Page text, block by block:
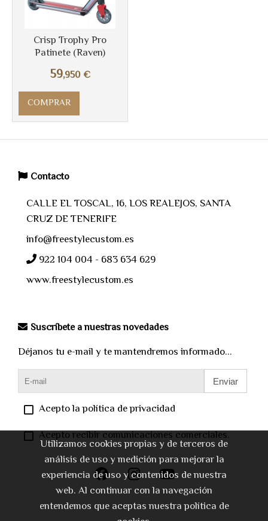
Crisp Trophy Pro
Patinete (Raven)
59,950 €
COMPRAR
Contacto
CALLE EL TOSCAL, 16, LOS REALEJOS, SANTA
CRUZ DE TENERIFE
info@freestylecustom.es
922 104 004 - 683 634 629
www.freestylecustom.es
Suscríbete a nuestras novedades
Déjanos tu e-mail y te mantendremos informado...
Enviar
Acepto la política de privacidad
Acepto recibir comunicaciones comerciales.
Utilizamos cookies propias y de terceros de
análisis de uso y medición para mejorar la
experiencia de uso y contenidos de nuestra
web. Al continuar con la navegación
entendemos que aceptas nuestra política de